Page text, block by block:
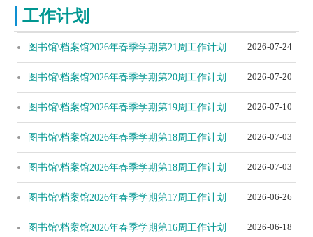
工作计划
图书馆\档案馆2026年春季学期第21周工作计划 2026-07-24
图书馆\档案馆2026年春季学期第20周工作计划 2026-07-20
图书馆\档案馆2026年春季学期第19周工作计划 2026-07-10
图书馆\档案馆2026年春季学期第18周工作计划 2026-07-03
图书馆\档案馆2026年春季学期第18周工作计划 2026-07-03
图书馆\档案馆2026年春季学期第17周工作计划 2026-06-26
图书馆\档案馆2026年春季学期第16周工作计划 2026-06-18